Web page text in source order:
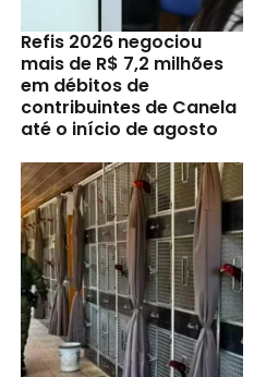
Refis 2026 negociou
mais de R$ 7,2 milhões
em débitos de
contribuintes de Canela
até o início de agosto